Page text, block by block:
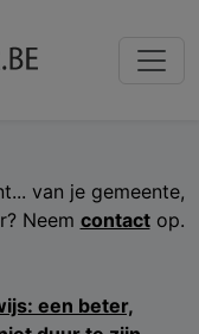
van je gemeente,
Neem contactop.